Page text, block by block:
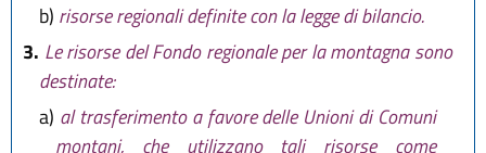
b) risorse regionali definite con la legge di bilancio.
3. Le risorse del Fondo regionale per la montagna sono
destinate:
a) al trasferimento a favore delle Unioni di Comuni
montani, che utilizzano tali risorse come